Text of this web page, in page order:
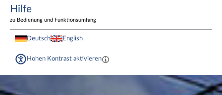
Hilfe
zu Bedienung und Funktionsumfang
Deutsch English
Hohen Kontrast aktivieren